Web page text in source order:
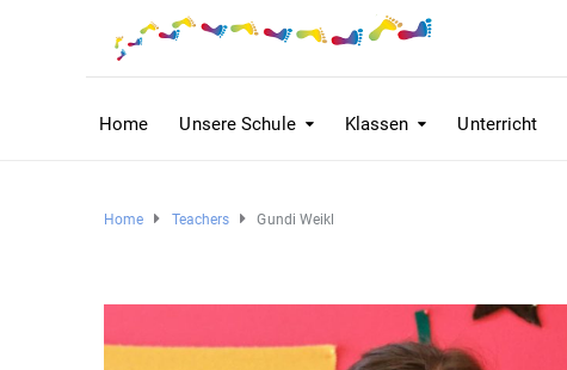
Home Unsere Schule Klassen Unterricht
Home Teachers Gundi Weikl